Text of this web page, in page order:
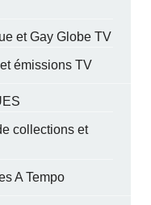
et Gay Globe TV
émissions TV
collections et
A Tempo